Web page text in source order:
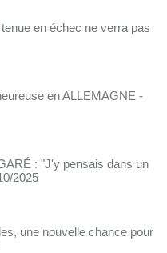
en échec ne verra pas
en ALLEMAGNE -
: "J'y pensais dans un
2025
une nouvelle chance pour